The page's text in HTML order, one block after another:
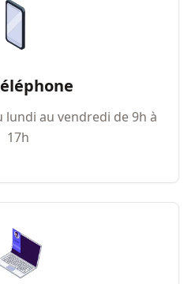
lundi au vendredi de 9h à
17h